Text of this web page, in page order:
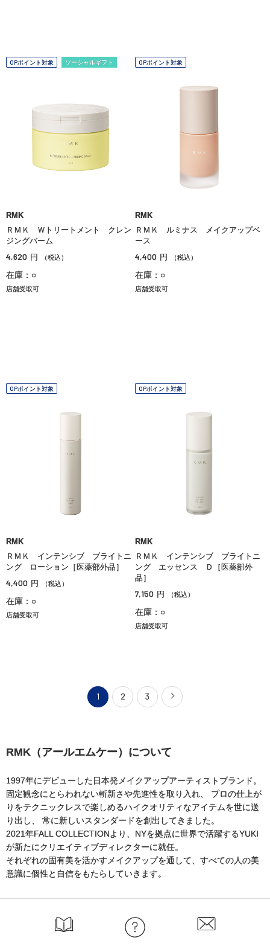
OPポイント対象 ソーシャルギフト
RMK
ＲＭＫ Ｗトリートメント クレン
ジングバーム
4,620 円 （税込）
在庫：○
店舗受取可
OPポイント対象
RMK
ＲＭＫ ルミナス メイクアップベ
ース
4,400 円 （税込）
在庫：○
店舗受取可
OPポイント対象
RMK
ＲＭＫ インテンシブ ブライトニ
ング ローション［医薬部外品］
4,400 円 （税込）
在庫：○
店舗受取可
OPポイント対象
RMK
ＲＭＫ インテンシブ ブライトニ
ング エッセンス Ｄ［医薬部外
品］
7,150 円 （税込）
在庫：○
店舗受取可
1 2 3
RMK（アールエムケー）について
1997年にデビューした日本発メイクアップアーティストブランド。
固定観念にとらわれない斬新さや先進性を取り入れ、
プロの仕上が
りをテクニックレスで楽しめるハイクオリティなアイテムを世に送
り出し、
常に新しいスタンダードを創出してきました。
2021年FALL COLLECTIONより、NYを拠点に世界で活躍するYUKI
が新たにクリエイティブディレクターに就任。
それぞれの固有美を活かすメイクアップを通して、すべての人の美
意識に個性と自信をもたらしていきます。